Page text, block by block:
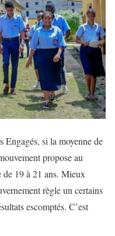
Engagés, si la moyenne de
propose au
de 19 à 21 ans. Mieux
règle un certains
escomptés. C’est